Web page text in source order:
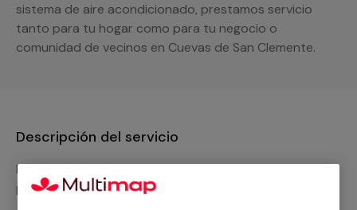
sistema de aire acondicionado, prestamos servicio
tanto para tu hogar como para tu negocio o
comunidad de vecinos en Cuevas de San Clemente.
Descripción del servicio
Nuestro equipo de expertos ofrece un servicio con
precios competitivos en